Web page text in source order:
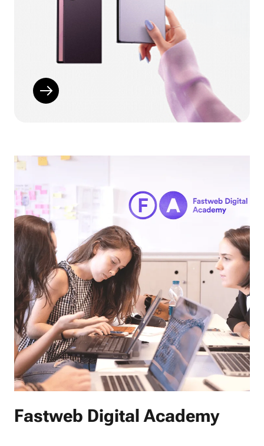
Fastweb Digital Academy